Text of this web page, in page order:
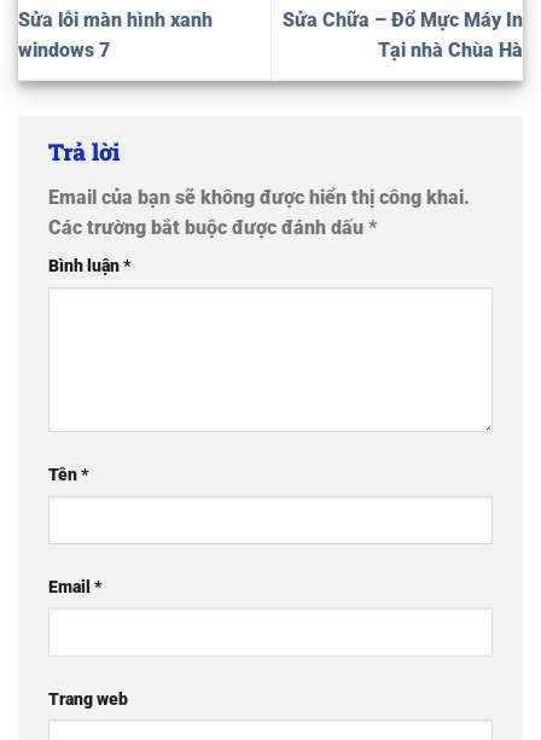
Sửa lỗi màn hình xanh
windows 7
Sửa Chữa – Đổ Mực Máy In
Tại nhà Chùa Hà
Trả lời
Email của bạn sẽ không được hiển thị công khai.
Các trường bắt buộc được đánh dấu *
Bình luận*
Tên*
Email *
Trang web